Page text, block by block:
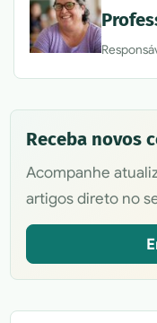
Receba novos
Acompanhe
artigos direto no